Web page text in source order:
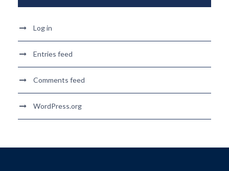
Log in
Entries feed
Comments feed
WordPress.org